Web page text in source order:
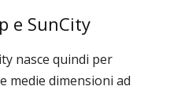
e SunCity
nasce quindi per
medie dimensioni ad